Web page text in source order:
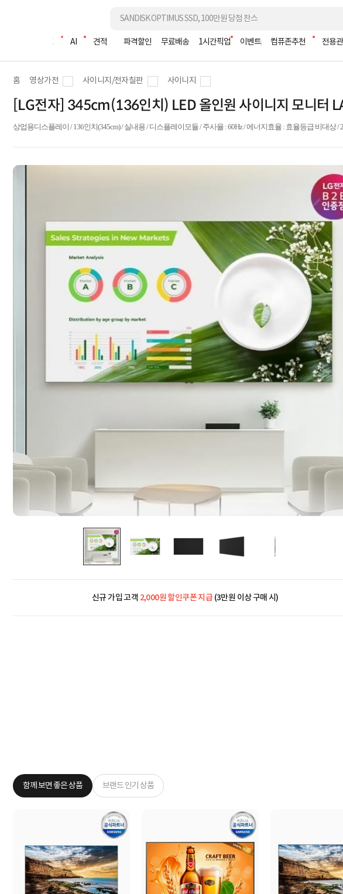
조립PC AI 견적 파격할인 무료배송 1시간픽업 이벤트 컴퓨존추천 전용관
홈 영상가전 사이니지/전자칠판 사이니지
[LG전자] 345cm(136인치) LED 올인원 사이니지 모니터
상업용디스플레이 / 136인치(345cm) / 실내용 / 디스플레이모듈 / 주사율 : 60Hz / 에너지효율 : 효율등급 비대상
신규 가입 고객 2,000원 할인쿠폰 지급(3만원 이상 구매 시)
함께 보면 좋은 상품 브랜드 인기 상품